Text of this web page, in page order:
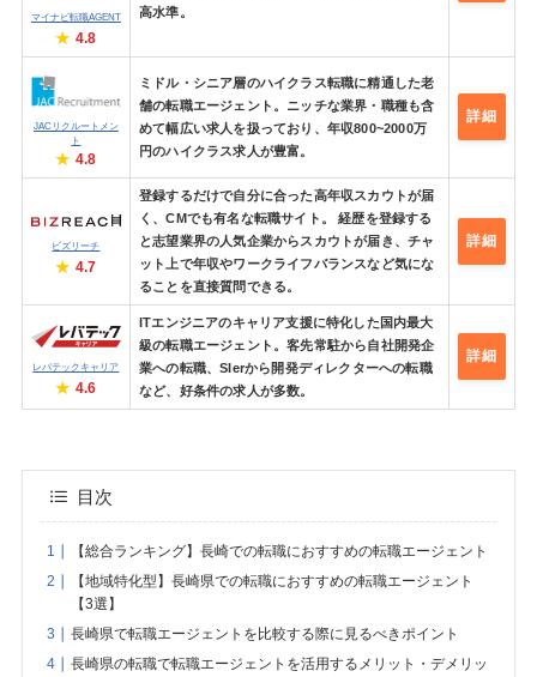
マイナビ転職AGENT
4.8
高水準。
JACリクルートメン
ト
4.8
ミドル・シニア層のハイクラス転職に精通した老
舗の転職エージェント。ニッチな業界・職種も含
めて幅広い求人を扱っており、年収800~2000万
円のハイクラス求人が豊富。
詳細
ビズリーチ
4.7
登録するだけで自分に合った高年収スカウトが届
く、CMでも有名な転職サイト。 経歴を登録する
と志望業界の人気企業からスカウトが届き、チャ
ット上で年収やワークライフバランスなど気にな
ることを直接質問できる。
詳細
レバテックキャリア
4.6
ITエンジニアのキャリア支援に特化した国内最大
級の転職エージェント。客先常駐から自社開発企
業への転職、SIerから開発ディレクターへの転職
など、好条件の求人が多数。
詳細
目次
【総合ランキング】長崎での転職におすすめの転職エージェント
【地域特化型】長崎県での転職におすすめの転職エージェント
【3選】
長崎県で転職エージェントを比較する際に見るべきポイント
長崎県の転職で転職エージェントを活用するメリット・デメリッ